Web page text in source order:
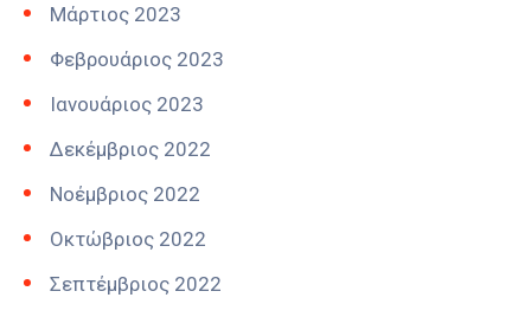
Μάρτιος 2023
Φεβρουάριος 2023
Ιανουάριος 2023
Δεκέμβριος 2022
Νοέμβριος 2022
Οκτώβριος 2022
Σεπτέμβριος 2022